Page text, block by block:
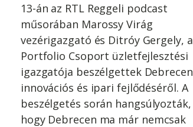
13-án az RTL Reggeli podcast
műsorában Marossy Virág
vezérigazgató és Ditróy Gergely, a
Portfolio Csoport üzletfejlesztési
igazgatója beszélgettek Debrecen
innovációs és ipari fejlődéséről. A
beszélgetés során hangsúlyozták,
hogy Debrecen ma már nemcsak